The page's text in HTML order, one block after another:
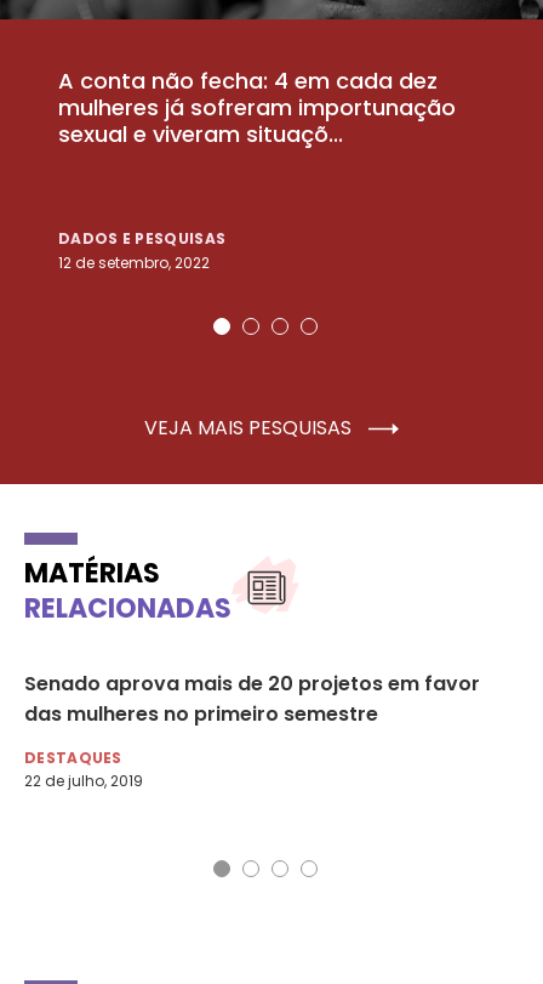
A conta não fecha: 4 em cada dez
mulheres já sofreram importunação
sexual e viveram situaçõ...
DADOS E PESQUISAS
12 de setembro, 2022
VEJA MAIS PESQUISAS
MATÉRIAS
RELACIONADAS
Senado aprova mais de 20 projetos em favor
das mulheres no primeiro semestre
DESTAQUES
22 de julho, 2019